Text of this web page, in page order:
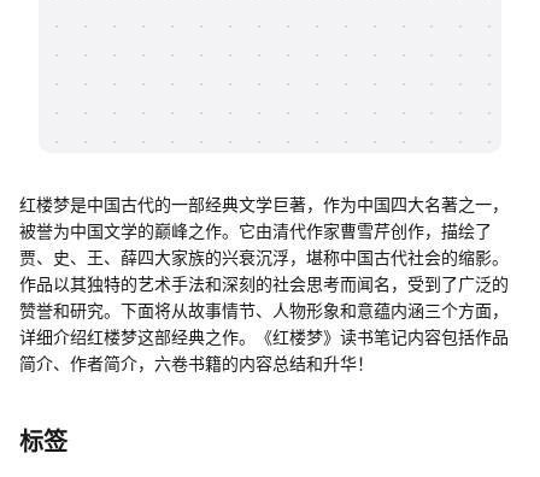
红楼梦是中国古代的一部经典文学巨著，作为中国四大名著之一，
被誉为中国文学的巅峰之作。它由清代作家曹雪芹创作，描绘了
贾、史、王、薛四大家族的兴衰沉浮，堪称中国古代社会的缩影。
作品以其独特的艺术手法和深刻的社会思考而闻名，受到了广泛的
赞誉和研究。下面将从故事情节、人物形象和意蕴内涵三个方面，
详细介绍红楼梦这部经典之作。《红楼梦》读书笔记内容包括作品
简介、作者简介，六卷书籍的内容总结和升华！
标签